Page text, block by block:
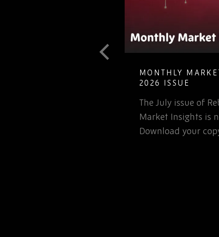
MONTHLY
2026 ISSUE
The July issue of
Market Insights is
Download your